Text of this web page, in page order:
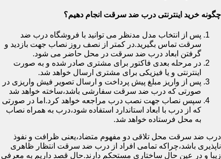
چگونه خرید اینترنتی درب ضد سرقت انجام دهیم؟
پس از انتخاب مدل مدنظر می توانید با فروشگاه درب ضد
سرقت تماس بگیرید.در کمتر از نصف روز نصاب جهت بازدید و
گرفتن ابعاد درب ضد سرقت در محل حاضر می شود.
در مرحله بعدی فاکتور برای مشتری صادر شده و به صورت
اینترنتی و یا فیزیکی برای مشتری ارسال خواهد شد.
پس از واریز مبلغ پیش پرداخت و ارسال تصویر فیش واریزی در
صورتی که درب ضد سرقت سفارشی باشد،ساخته خواهد شد
سپس نصاب جهت نصب درب مراجعه خواهد کرد.اما در صورتی
که از درب با ابعاد استاندارد استفاده شود،درب به همراه نصاب
به محل فرستاده خواهد شد.
درب ضد سرقت محل تلاقی دو مفهوم متضاد،یعنی ظرافت و نفوذ
ناپذیری باشد،چراکه تمامی افراد از درب ضد سرقت انتظار ظاهری
زیبا و در عین حال ساختاری مستحکم دارند.حال قصد داریم به معرفی